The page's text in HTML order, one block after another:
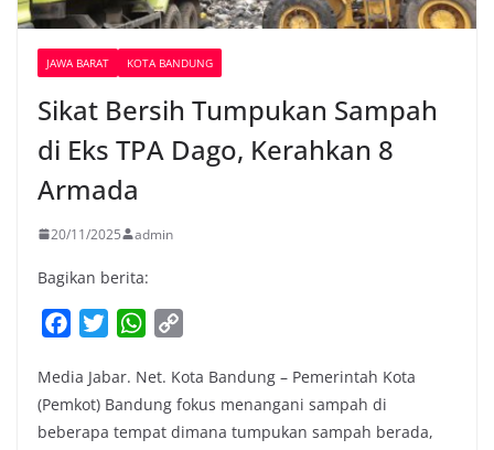
JAWA BARAT KOTA BANDUNG
Sikat Bersih Tumpukan Sampah
di Eks TPA Dago, Kerahkan 8
Armada
20/11/2025 admin
Bagikan berita:
c
e
b
i
t
t
W
a
t
s
p
y
L
Media Jabar. Net. Kota Bandung – Pemerintah Kota
(Pemkot) Bandung fokus menangani sampah di
beberapa tempat dimana tumpukan sampah berada,